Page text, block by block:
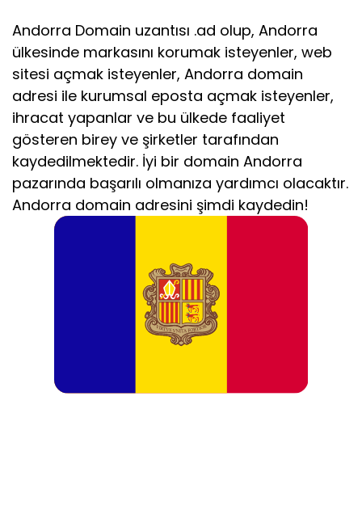
Andorra Domain uzantısı .ad olup, Andorra
ülkesinde markasını korumak isteyenler, web
sitesi açmak isteyenler, Andorra domain
adresi ile kurumsal eposta açmak isteyenler,
ihracat yapanlar ve bu ülkede faaliyet
gösteren birey ve şirketler tarafından
kaydedilmektedir. İyi bir domain Andorra
pazarında başarılı olmanıza yardımcı olacaktır.
Andorra domain adresini şimdi kaydedin!